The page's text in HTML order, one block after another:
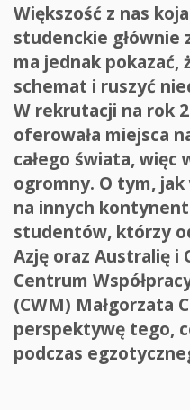
Większość z nas
studenckie głównie
ma jednak pokazać,
schemat i ruszyć
W rekrutacji na rok
oferowała miejsca
całego świata,
ogromny. O tym,
na innych
studentów, którzy
Azję oraz Australię i
Centrum
(CWM) Małgorzata
perspektywę tego,
podczas